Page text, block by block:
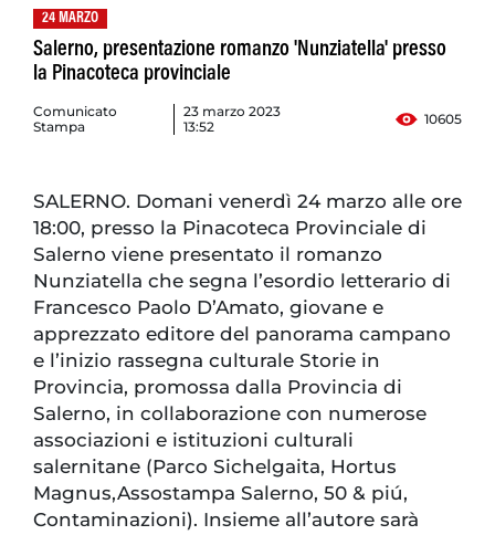
24 MARZO
Salerno, presentazione romanzo 'Nunziatella' presso
la Pinacoteca provinciale
Comunicato
Stampa
23 marzo 2023
13:52
10605
SALERNO. Domani venerdì 24 marzo alle ore
18:00, presso la Pinacoteca Provinciale di
Salerno viene presentato il romanzo
Nunziatella che segna l’esordio letterario di
Francesco Paolo D’Amato, giovane e
apprezzato editore del panorama campano
e l’inizio rassegna culturale Storie in
Provincia, promossa dalla Provincia di
Salerno, in collaborazione con numerose
associazioni e istituzioni culturali
salernitane (Parco Sichelgaita, Hortus
Magnus,Assostampa Salerno, 50 & piú,
Contaminazioni). Insieme all’autore sarà